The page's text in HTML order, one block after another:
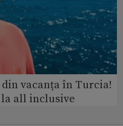
vacanța în Turcia!
la all inclusive